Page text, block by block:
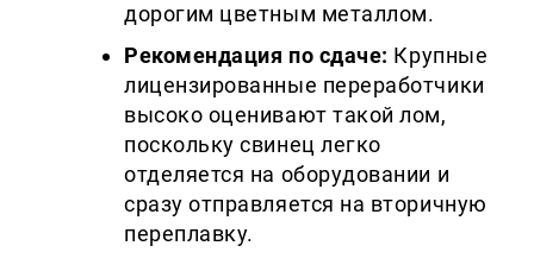
дорогим цветным металлом.
Рекомендация по сдаче: Крупные
лицензированные переработчики
высоко оценивают такой лом,
поскольку свинец легко
отделяется на оборудовании и
сразу отправляется на вторичную
переплавку.